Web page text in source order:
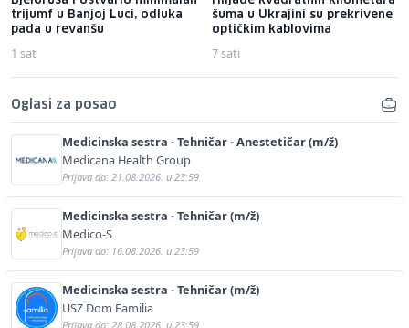
trijumf u Banjoj Luci, odluka
pada u revanšu
1 sat
šuma u Ukrajini su prekrivene
optičkim kablovima
7 sati
Oglasi za posao
Medicinska sestra - Tehničar - Anestetičar (m/ž)
Medicana Health Group
Prijava do: 21.08.2026. u 23:59
Medicinska sestra - Tehničar (m/ž)
Medico-S
Prijava do: 16.08.2026. u 23:59
Medicinska sestra - Tehničar (m/ž)
USZ Dom Familia
Prijava do: 28.08.2026. u 23:59